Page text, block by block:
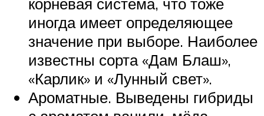
иногда имеет определяющее
значение при выборе. Наиболее
известны сорта «Дам Блаш»,
«Карлик» и «Лунный свет».
Ароматные. Выведены гибриды